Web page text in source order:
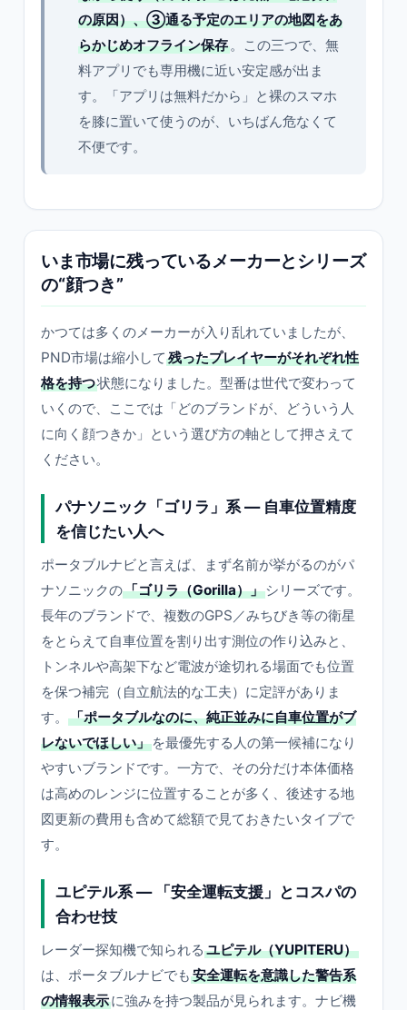
の原因）、③通る予定のエリアの地図をあ
らかじめオフライン保存。この三つで、無
料アプリでも専用機に近い安定感が出ま
す。「アプリは無料だから」と裸のスマホ
を膝に置いて使うのが、いちばん危なくて
不便です。
いま市場に残っているメーカーとシリーズ
の“顔つき”
かつては多くのメーカーが入り乱れていましたが、
PND市場は縮小して 残ったプレイヤーがそれぞれ性
格を持つ状態になりました。型番は世代で変わって
いくので、ここでは「どのブランドが、どういう人
に向く顔つきか」という選び方の軸として押さえて
ください。
パナソニック「ゴリラ」系 — 自車位置精度
を信じたい人へ
ポータブルナビと言えば、まず名前が挙がるのがパ
ナソニックの「ゴリラ（Gorilla）」シリーズです。
長年のブランドで、複数のGPS／みちびき等の衛星
をとらえて自車位置を割り出す測位の作り込みと、
トンネルや高架下など電波が途切れる場面でも位置
を保つ補完（自立航法的な工夫）に定評がありま
す。
「ポータブルなのに、純正並みに自車位置がブ
レないでほしい」 を最優先する人の第一候補になり
やすいブランドです。一方で、その分だけ本体価格
は高めのレンジに位置することが多く、後述する地
図更新の費用も含めて総額で見ておきたいタイプで
す。
ユピテル系 — 「安全運転支援」とコスパの
合わせ技
レーダー探知機で知られる ユピテル（YUPITERU）
は、ポータブルナビでも 安全運転を意識した警告系
の情報表示に強みを持つ製品が見られます。ナビ機